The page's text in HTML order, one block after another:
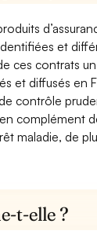
et
ces contrats un
et diffusés en
contrôle
complément
maladie, de
t-elle ?